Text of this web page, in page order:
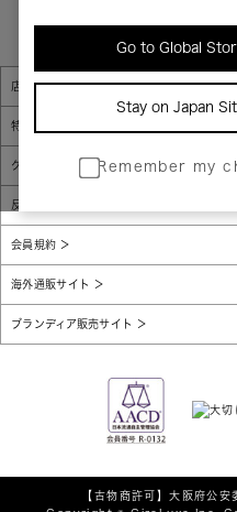
Go to Global
Stay on Japan
Remember my
当店について
店舗一覧
特定商取引法に基づく表示
グローバルプライバシーポリシー
反社会的勢力に対する基本方針
会員規約
海外通販サイト
ブランディア販売サイト
【古物商許可】大阪府公